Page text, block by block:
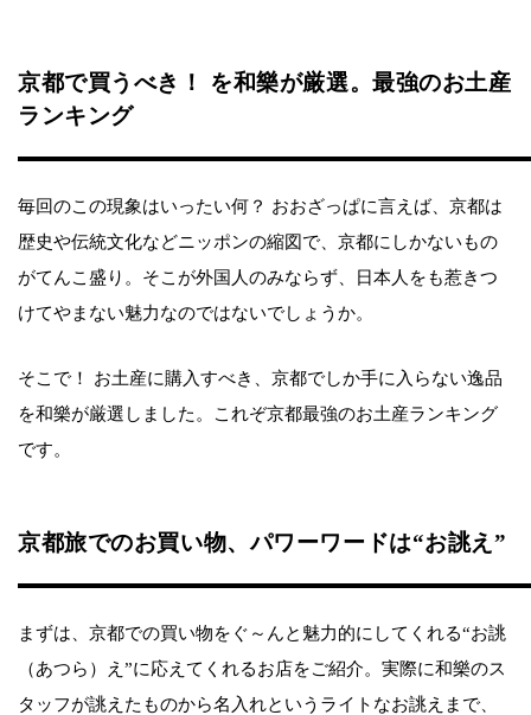
京都で買うべき！ を和樂が厳選。最強のお土産
ランキング
毎回のこの現象はいったい何？ おおざっぱに言えば、京都は
歴史や伝統文化などニッポンの縮図で、京都にしかないもの
がてんこ盛り。そこが外国人のみならず、日本人をも惹きつ
けてやまない魅力なのではないでしょうか。
そこで！ お土産に購入すべき、京都でしか手に入らない逸品
を和樂が厳選しました。これぞ京都最強のお土産ランキング
です。
京都旅でのお買い物、パワーワードは“お誂え”
まずは、京都での買い物をぐ～んと魅力的にしてくれる“お誂
（あつら）え”に応えてくれるお店をご紹介。実際に和樂のス
タッフが誂えたものから名入れというライトなお誂えまで、